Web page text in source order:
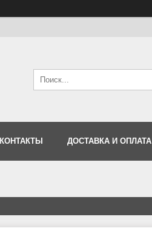
КОНТАКТЫ ДОСТАВКА И ОПЛАТА